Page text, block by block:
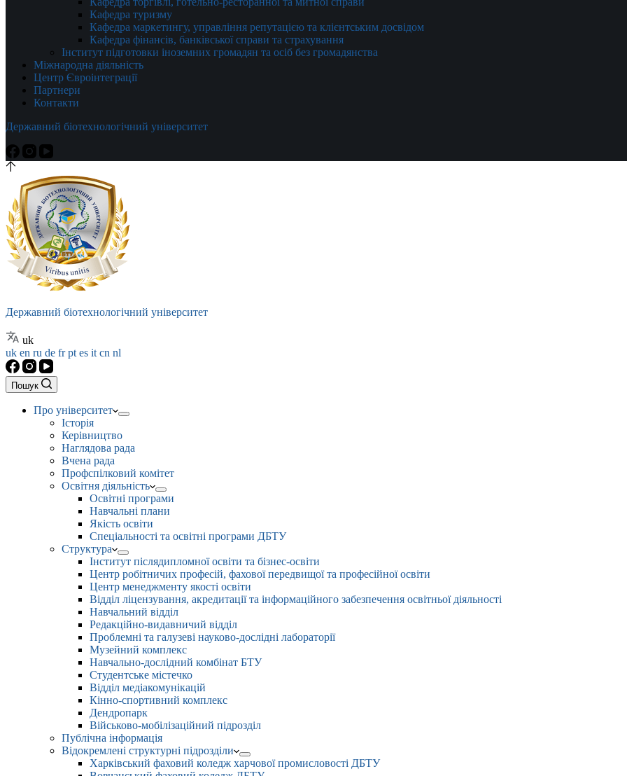
Кафедра туризму
Кафедра маркетингу, управління репутацією та клієнтським досвідом
Кафедра фінансів, банківської справи та страхування
Інститут підготовки іноземних громадян та осіб без громадянства
Міжнародна діяльність
Центр Євроінтеграції
Партнери
Контакти
Державний біотехнологічний університет
Державний біотехнологічний університет
uk
uk en ru de frpt es it cn nl
Пошук
Про університет
Історія
Керівництво
Наглядова рада
Вчена рада
Профспілковий комітет
Освітня діяльність
Освітні програми
Навчальні плани
Якість освіти
Спеціальності та освітні програми ДБТУ
Структура
Інститут післядипломної освіти та бізнес-освіти
Центр робітничих професій, фахової передвищої та професійної освіти
Центр менеджменту якості освіти
Відділ ліцензування, акредитації та інформаційного забезпечення освітньої діяльності
Навчальний відділ
Редакційно-видавничий відділ
Проблемні та галузеві науково-дослідні лабораторії
Музейний комплекс
Навчально-дослідний комбінат БТУ
Студентське містечко
Відділ медіакомунікацій
Кінно-спортивний комплекс
Дендропарк
Військово-мобілізаційний підрозділ
Публічна інформація
Відокремлені структурні підрозділи
Харківський фаховий коледж харчової промисловості ДБТУ